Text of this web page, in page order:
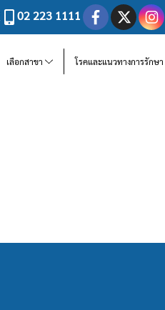
02 223 1111
เลือกสาขา โรคและแนวทางการรักษา